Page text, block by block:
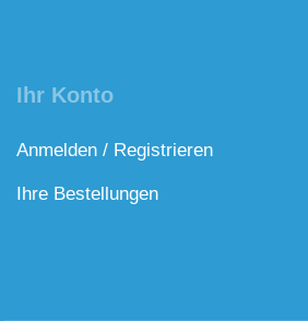
Ihr Konto
Anmelden / Registrieren
Ihre Bestellungen